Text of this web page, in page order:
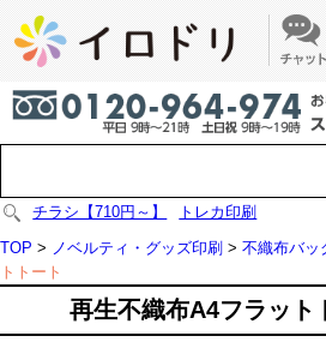
チラシ【710円～】
トレカ印刷
TOP > ノベルティ・グッズ印刷 > 不織布バッ
トトート
再生不織布A4フラット